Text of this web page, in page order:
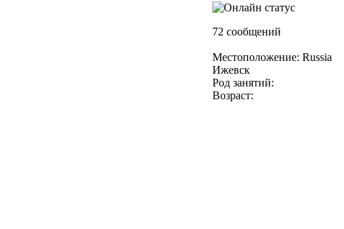
72 сообщений
Местоположение: Russia
Ижевск
Род занятий:
Возраст: